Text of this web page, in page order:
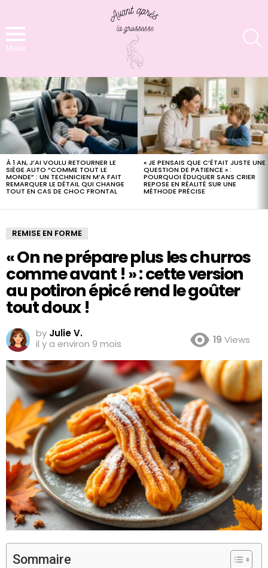
Menu
LATEST
STORIES
À 1 AN, J’AI VOULU RETOURNER LE
SIÈGE AUTO “COMME TOUT LE
MONDE” : UN TECHNICIEN M’A FAIT
REMARQUER LE DÉTAIL QUI CHANGE
TOUT EN CAS DE CHOC FRONTAL
« JE PENSAIS QUE C’ÉTAIT JUSTE UNE
QUESTION DE PATIENCE » :
POURQUOI ÉDUQUER SANS CRIER
REPOSE EN RÉALITÉ SUR UNE
MÉTHODE PRÉCISE
REMISE EN FORME
« On ne prépare plus les churros
comme avant ! » : cette version
au potiron épicé rend le goûter
tout doux !
by Julie V.
il y a environ 9 mois
19 Views
Sommaire